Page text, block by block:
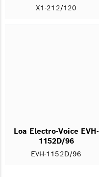
X1-212/120
Loa Electro-Voice EVH-
1152D/96
EVH-1152D/96